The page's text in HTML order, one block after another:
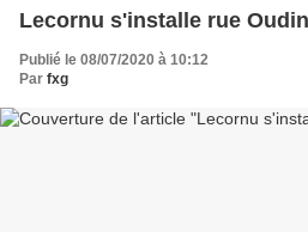
Lecornu s'installe rue
Publié le 08/07/2020 à 10:12
Par fxg